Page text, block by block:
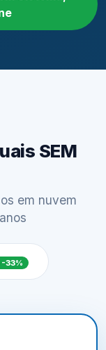
SEM
em nuvem
-33%